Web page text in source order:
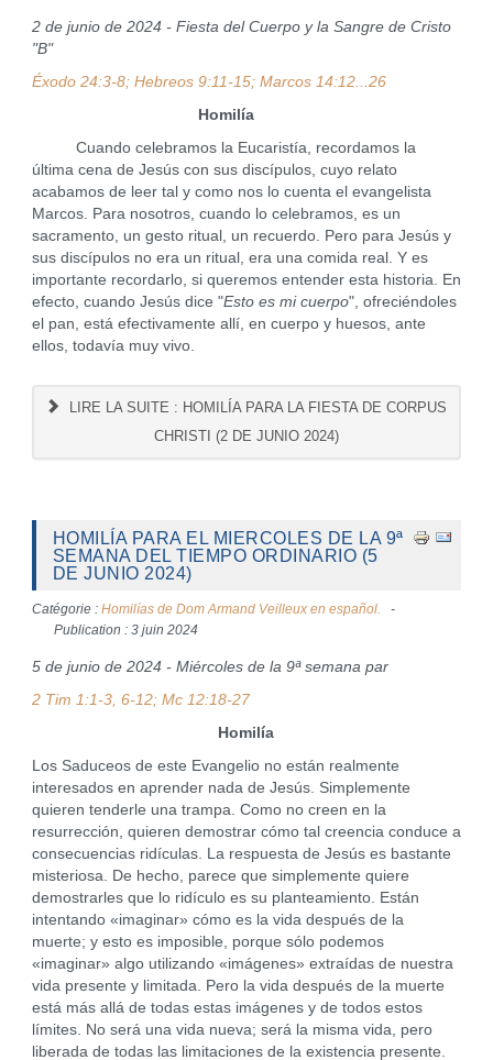
2 de junio de 2024 - Fiesta del Cuerpo y la Sangre de Cristo
"B"
Éxodo 24:3-8; Hebreos 9:11-15; Marcos 14:12...26
Homilía
Cuando celebramos la Eucaristía, recordamos la
última cena de Jesús con sus discípulos, cuyo relato
acabamos de leer tal y como nos lo cuenta el evangelista
Marcos. Para nosotros, cuando lo celebramos, es un
sacramento, un gesto ritual, un recuerdo. Pero para Jesús y
sus discípulos no era un ritual, era una comida real. Y es
importante recordarlo, si queremos entender esta historia. En
efecto, cuando Jesús dice "Esto es mi cuerpo", ofreciéndoles
el pan, está efectivamente allí, en cuerpo y huesos, ante
ellos, todavía muy vivo.
LIRE LA SUITE : HOMILÍA PARA LA FIESTA DE CORPUS
CHRISTI (2 DE JUNIO 2024)
HOMILÍA PARA EL MIERCOLES DE LA 9ª
SEMANA DEL TIEMPO ORDINARIO (5
DE JUNIO 2024)
Catégorie : Homilías de Dom Armand Veilleux en español.
Publication : 3 juin 2024
5 de junio de 2024 - Miércoles de la 9ª semana par
2 Tim 1:1-3, 6-12; Mc 12:18-27
Homilía
Los Saduceos de este Evangelio no están realmente
interesados en aprender nada de Jesús. Simplemente
quieren tenderle una trampa. Como no creen en la
resurrección, quieren demostrar cómo tal creencia conduce a
consecuencias ridículas. La respuesta de Jesús es bastante
misteriosa. De hecho, parece que simplemente quiere
demostrarles que lo ridículo es su planteamiento. Están
intentando «imaginar» cómo es la vida después de la
muerte; y esto es imposible, porque sólo podemos
«imaginar» algo utilizando «imágenes» extraídas de nuestra
vida presente y limitada. Pero la vida después de la muerte
está más allá de todas estas imágenes y de todos estos
límites. No será una vida nueva; será la misma vida, pero
liberada de todas las limitaciones de la existencia presente.